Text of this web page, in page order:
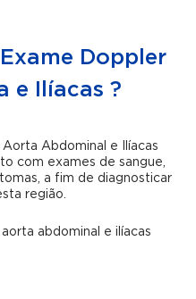
Doppler
e Ilíacas ?
Abdominal e Ilíacas
com exames de sangue,
a fim de diagnosticar
região.
abdominal e ilíacas